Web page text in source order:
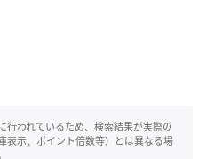
われているため、検索結果が実際の
表示、ポイント倍数等）とは異なる場